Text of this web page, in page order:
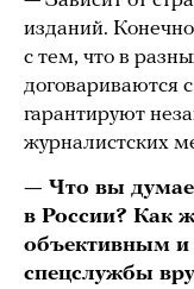
изданий.
с тем, что в
договариваются
гарантируют
журналистских
— Что вы
в России? Как
объективным и
спецслужбы